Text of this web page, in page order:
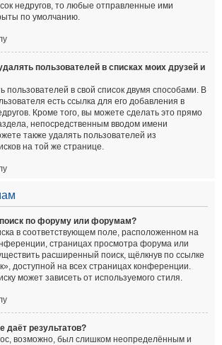
недругов, то любые отправленные ими
по умолчанию.
пользователей в списках моих друзей и
пользователей в свой список двумя способами. В
есть ссылка для его добавления в
Кроме того, вы можете сделать это прямо
непосредственным вводом имени
также удалять пользователей из
на той же странице.
по форуму или форумам?
в соответствующем поле, расположенном на
страницах просмотра форума или
расширенный поиск, щёлкнув по ссылке
доступной на всех страницах конференции.
может зависеть от используемого стиля.
даёт результатов?
возможно, был слишком неопределённым и